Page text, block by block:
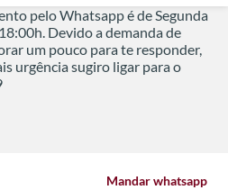
pelo Whatsapp é de Segunda
Devido a demanda de
um pouco para te responder,
urgência sugiro ligar para o
Mandar whatsapp